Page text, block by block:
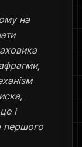
на
і
першого